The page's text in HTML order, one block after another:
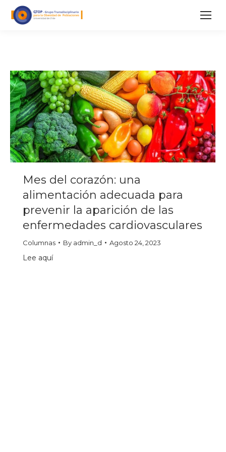
Mes del corazón: una
alimentación adecuada para
prevenir la aparición de las
enfermedades cardiovasculares
Columnas By admin_d Agosto 24, 2023
Lee aquí